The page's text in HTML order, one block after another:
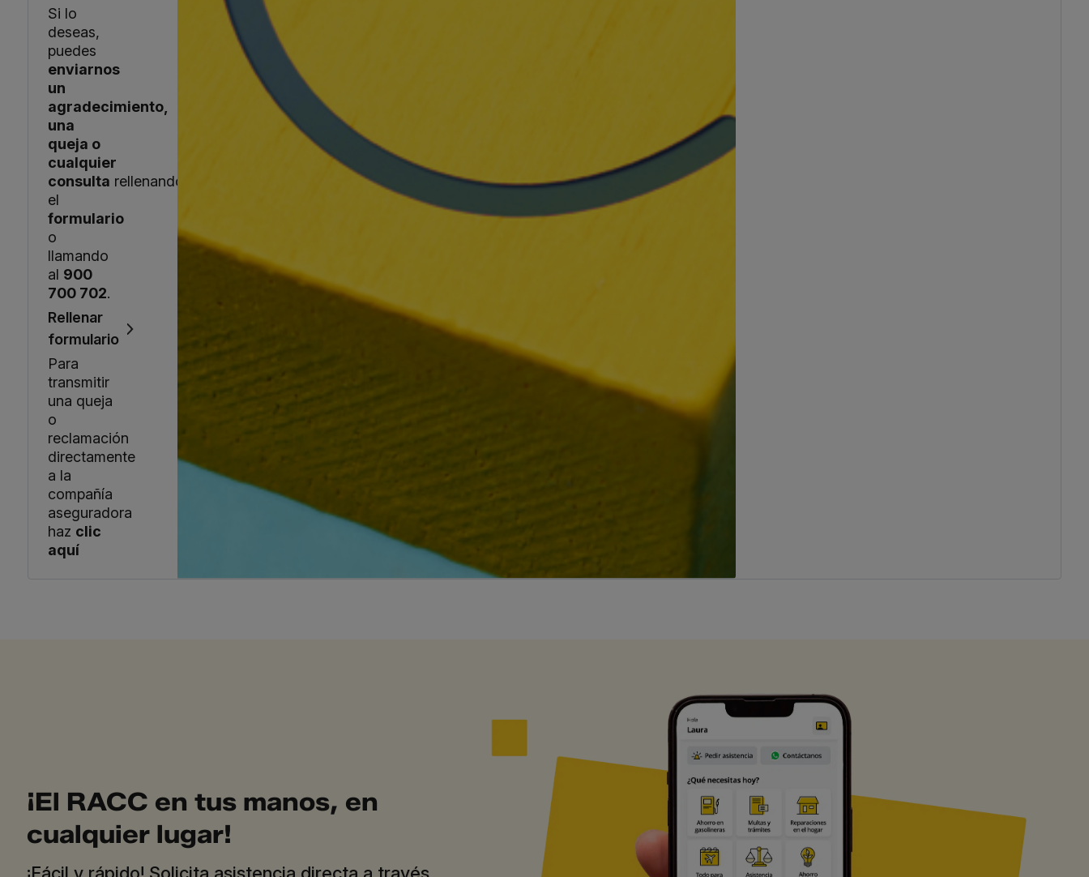
Si lo
deseas,
puedes
enviarnos
un
agradecimiento,
una
queja o
cualquier
consulta rellenando
el
formulario
o
llamando
al 900
700 702.
Rellenar
formulario
Para
transmitir
una queja
o
reclamación
directamente
a la
compañía
aseguradora
haz clic
aquí
¡El RACC en tus manos, en
cualquier lugar!